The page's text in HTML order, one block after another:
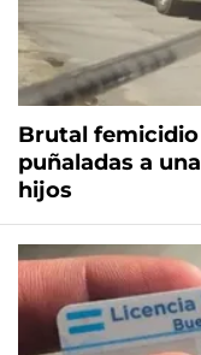
Brutal
puñaladas a
hijos